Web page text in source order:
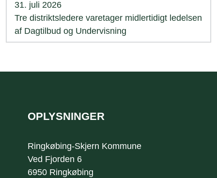
31. juli 2026
Tre distriktsledere varetager midlertidigt ledelsen
af Dagtilbud og Undervisning
OPLYSNINGER
Ringkøbing-Skjern Kommune
Ved Fjorden 6
6950 Ringkøbing